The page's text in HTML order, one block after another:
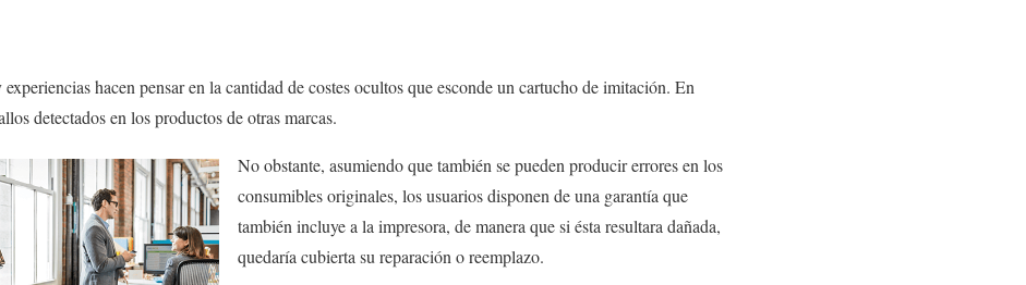
hacen pensar en la cantidad de costes ocultos que esconde un cartucho de imitación. En
detectados en los productos de otras marcas.
No obstante, asumiendo que también se pueden producir errores en los
consumibles originales, los usuarios disponen de una garantía que
también incluye a la impresora, de manera que si ésta resultara dañada,
quedaría cubierta su reparación o reemplazo.